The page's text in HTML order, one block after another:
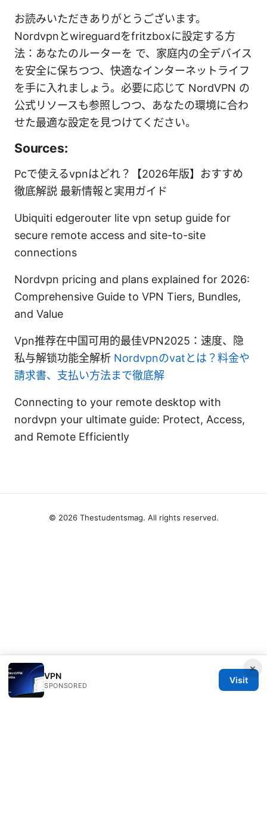
お読みいただきありがとうございます。
Nordvpnとwireguardをfritzboxに設定する方
法：あなたのルーターを で、家庭内の全デバイス
を安全に保ちつつ、快適なインターネットライフ
を手に入れましょう。必要に応じて NordVPN の
公式リソースも参照しつつ、あなたの環境に合わ
せた最適な設定を見つけてください。
Sources:
Pcで使えるvpnはどれ？【2026年版】おすすめ
徹底解説 最新情報と実用ガイド
Ubiquiti edgerouter lite vpn setup guide for
secure remote access and site-to-site
connections
Nordvpn pricing and plans explained for 2026:
Comprehensive Guide to VPN Tiers, Bundles,
and Value
Vpn推荐在中国可用的最佳VPN2025：速度、隐
私与解锁功能全解析 Nordvpnのvatとは？料金や
請求書、支払い方法まで徹底解
Connecting to your remote desktop with
nordvpn your ultimate guide: Protect, Access,
and Remote Efficiently
×
VPN
SPONSORED
Visit
© 2026 Thestudentsmag. All rights reserved.